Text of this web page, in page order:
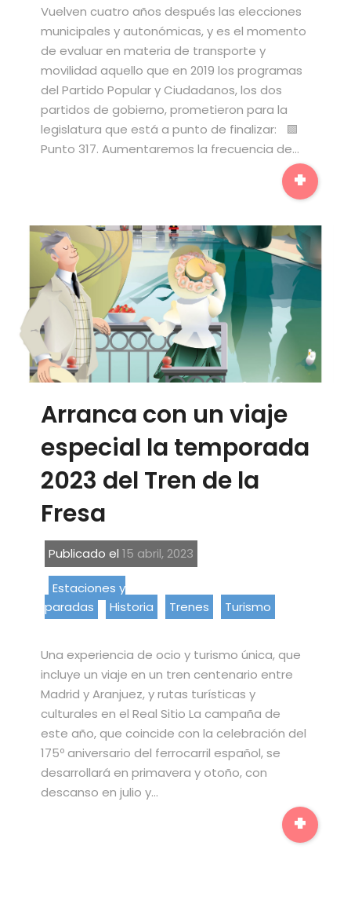
Vuelven cuatro años después las elecciones
municipales y autonómicas, y es el momento
de evaluar en materia de transporte y
movilidad aquello que en 2019 los programas
del Partido Popular y Ciudadanos, los dos
partidos de gobierno, prometieron para la
legislatura que está a punto de finalizar: 🟩
Punto 317. Aumentaremos la frecuencia de…
+
Arranca con un viaje
especial la temporada
2023 del Tren de la
Fresa
Publicado el15 abril, 2023
Estaciones y
paradas
Historia Trenes Turismo
Una experiencia de ocio y turismo única, que
incluye un viaje en un tren centenario entre
Madrid y Aranjuez, y rutas turísticas y
culturales en el Real Sitio La campaña de
este año, que coincide con la celebración del
175º aniversario del ferrocarril español, se
desarrollará en primavera y otoño, con
descanso en julio y…
+